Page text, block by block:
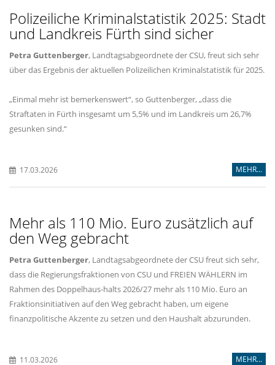
Polizeiliche Kriminalstatistik 2025: Stadt
und Landkreis Fürth sind sicher
Petra Guttenberger, Landtagsabgeordnete der CSU, freut sich sehr
über das Ergebnis der aktuellen Polizeilichen Kriminalstatistik für 2025.
Einmal mehr ist bemerkenswert“, so Guttenberger, „dass die
Straftaten in Fürth insgesamt um 5,5% und im Landkreis um 26,7%
gesunken sind.“
17.03.2026 MEHR...
Mehr als 110 Mio. Euro zusätzlich auf
den Weg gebracht
Petra Guttenberger, Landtagsabgeordnete der CSU freut sich sehr,
dass die Regierungsfraktionen von CSU und FREIEN WÄHLERN im
Rahmen des Doppelhaus-halts 2026/27 mehr als 110 Mio. Euro an
Fraktionsinitiativen auf den Weg gebracht haben, um eigene
finanzpolitische Akzente zu setzen und den Haushalt abzurunden.
11.03.2026 MEHR...